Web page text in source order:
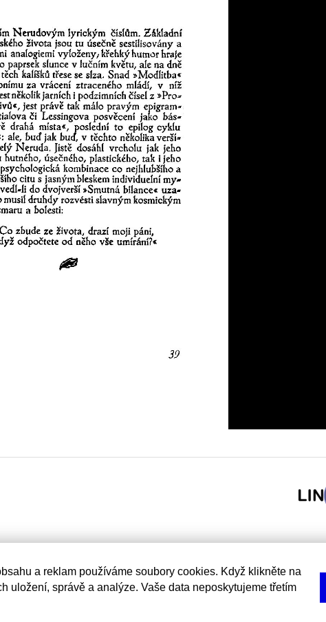
a reklam používáme soubory cookies. Když klikněte na
uložení, správě a analýze. Vaše data neposkytujeme třetím